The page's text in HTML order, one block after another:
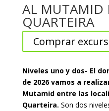
AL MUTAMID
QUARTEIRA
Comprar
Niveles uno y dos- El
de 2026 vamos a
Mutamid entre las
Quarteira. Son dos